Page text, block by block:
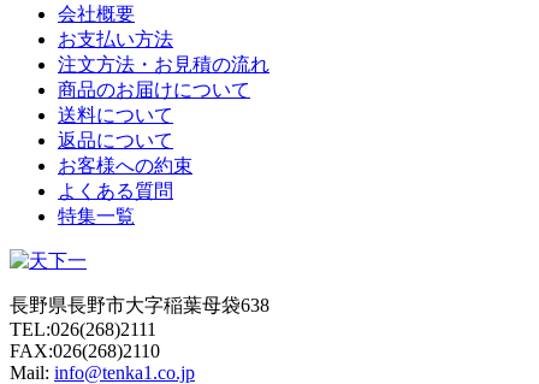
会社概要
お支払い方法
注文方法・お見積の流れ
商品のお届けについて
送料について
返品について
お客様への約束
よくある質問
特集一覧
長野県長野市大字稲葉母袋638
TEL:026(268)2111
FAX:026(268)2110
Mail: info@tenka1.co.jp